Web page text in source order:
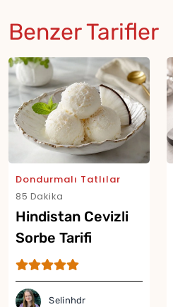
Benzer Tarifler
Dondurmalı Tatlılar
85 Dakika
Hindistan Cevizli
Sorbe Tarifi
Selinhdr